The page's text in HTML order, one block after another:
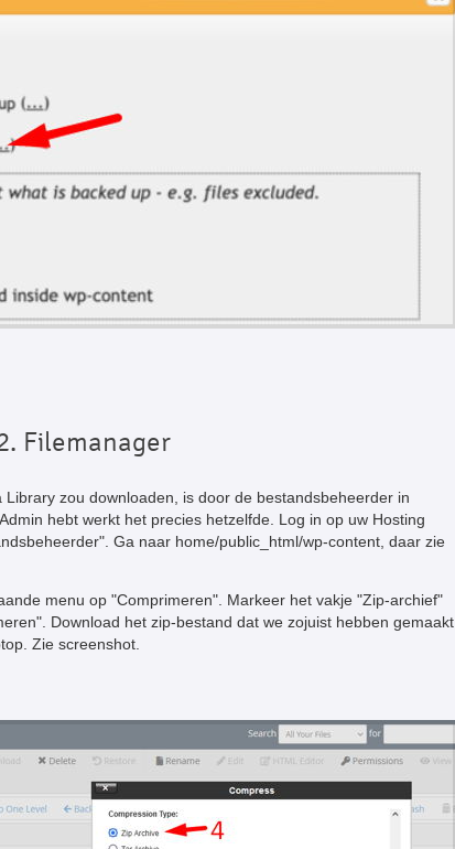
Filemanager
zou downloaden, is door de bestandsbeheerder in
hebt werkt het precies hetzelfde. Log in op uw Hosting
Ga naar home/public_html/wp-content, daar zie
menu op "Comprimeren". Markeer het vakje "Zip-archief"
Download het zip-bestand dat we zojuist hebben gemaakt
Zie screenshot.